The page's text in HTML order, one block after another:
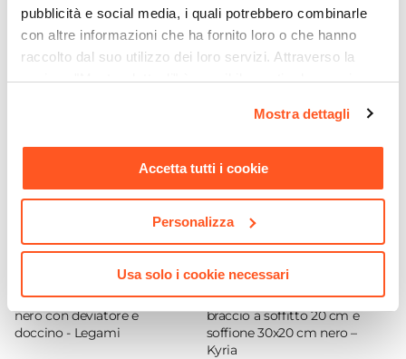
pubblicità e social media, i quali potrebbero combinarle
con altre informazioni che ha fornito loro o che hanno
raccolto dal suo utilizzo dei loro servizi. Attraverso la
sezione "Mostra dettagli" è possibile gestire le proprie
momento. Per maggiori informazioni si invita a leggere la
nostraCookie Policy.
Mostra dettagli
Accetta tutti i cookie
Personalizza
Usa solo i cookie necessari
€ 365,00 € 91,00
Pannello doccia in alluminio
nero con deviatore e
doccino - Legami
CODICE:KYR-IBS2S2N
Set incasso doccia con
braccio a soffitto 20 cm e
soffione 30x20 cm nero –
Kyria